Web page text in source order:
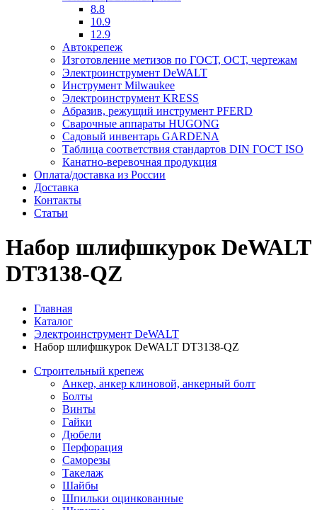
8.8
10.9
12.9
Автокрепеж
Изготовление метизов по ГОСТ, ОСТ, чертежам
Электроинструмент DeWALT
Инструмент Milwaukee
Электроинструмент KRESS
Абразив, режущий инструмент PFERD
Сварочные аппараты HUGONG
Садовый инвентарь GARDENA
Таблица соответствия стандартов DIN ГОСТ ISO
Канатно-веревочная продукция
Оплата/доставка из России
Доставка
Контакты
Статьи
Набор шлифшкурок DeWALT
DT3138-QZ
Главная
Каталог
Электроинструмент DeWALT
Набор шлифшкурок DeWALT DT3138-QZ
Строительный крепеж
Анкер, анкер клиновой, анкерный болт
Болты
Винты
Гайки
Дюбели
Перфорация
Саморезы
Такелаж
Шайбы
Шпильки оцинкованные